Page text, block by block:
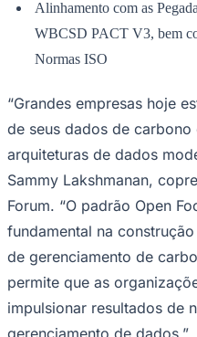
Goiás
relatórios para vários
Nunn, presidente e CEO
as organizações a
de emissões.”
Os principais recursos do
Definições e relações
Compartilhamento
interoperabilidade em toda
o processo fragmentado de
organizações têm lidado